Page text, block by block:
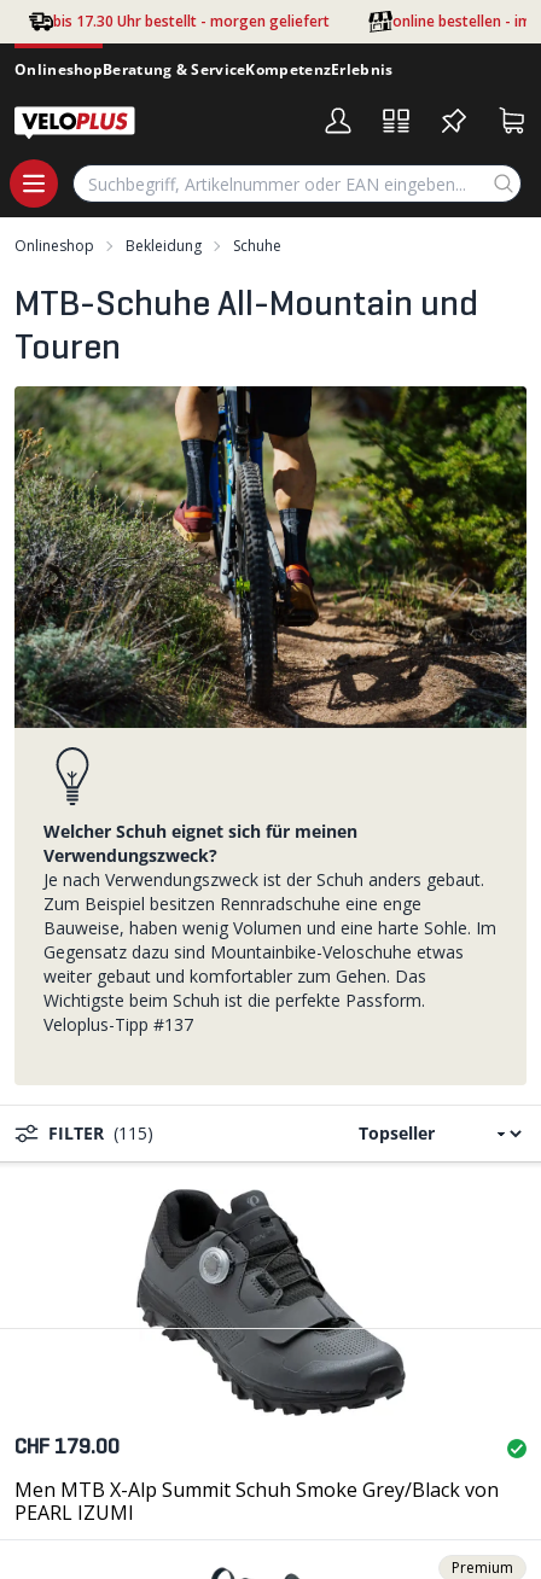
Zum Hauptinhalt springen
bis 17.30 Uhr bestellt - morgen geliefert online bestellen - im
OnlineshopBeratung & ServiceKompetenzErlebnis
Onlineshop Bekleidung Schuhe
MTB-Schuhe All-Mountain und
Touren
Welcher Schuh eignet sich für meinen
Verwendungszweck?
Je nach Verwendungszweck ist der Schuh anders gebaut.
Zum Beispiel besitzen Rennradschuhe eine enge
Bauweise, haben wenig Volumen und eine harte Sohle. Im
Gegensatz dazu sind Mountainbike-Veloschuhe etwas
weiter gebaut und komfortabler zum Gehen. Das
Wichtigste beim Schuh ist die perfekte Passform.
Veloplus-Tipp #137
FILTER (115)
CHF 179.00
Men MTB X-Alp Summit Schuh Smoke Grey/Black von
PEARL IZUMI
Premium